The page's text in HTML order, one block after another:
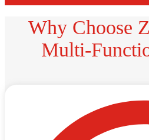
Why Choose
Multi-